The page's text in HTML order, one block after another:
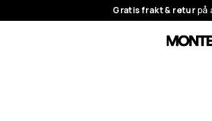
Gratis frakt & returpå